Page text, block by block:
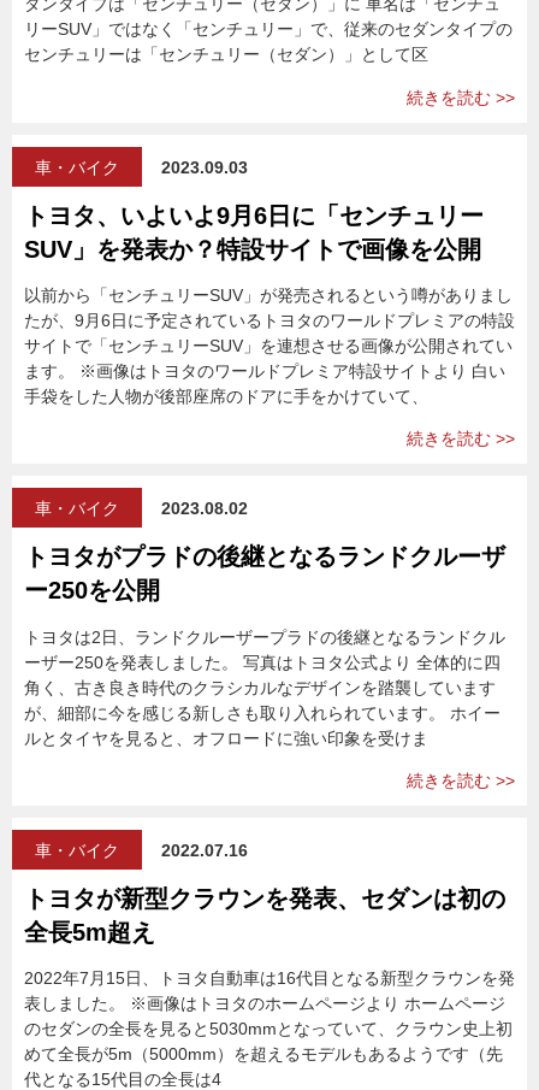
リーSUV」ではなく「センチュリー」で、従来のセダンタイプの
センチュリーは「センチュリー（セダン）」として区
続きを読む >>
車・バイク 2023.09.03
トヨタ、いよいよ9月6日に「センチュリー
SUV」を発表か？特設サイトで画像を公開
以前から「センチュリーSUV」が発売されるという噂がありまし
たが、9月6日に予定されているトヨタのワールドプレミアの特設
サイトで「センチュリーSUV」を連想させる画像が公開されてい
ます。 ※画像はトヨタのワールドプレミア特設サイトより 白い
手袋をした人物が後部座席のドアに手をかけていて、
続きを読む >>
車・バイク 2023.08.02
トヨタがプラドの後継となるランドクルーザ
ー250を公開
トヨタは2日、ランドクルーザープラドの後継となるランドクル
ーザー250を発表しました。 写真はトヨタ公式より 全体的に四
角く、古き良き時代のクラシカルなデザインを踏襲しています
が、細部に今を感じる新しさも取り入れられています。 ホイー
ルとタイヤを見ると、オフロードに強い印象を受けま
続きを読む >>
車・バイク 2022.07.16
トヨタが新型クラウンを発表、セダンは初の
全長5m超え
2022年7月15日、トヨタ自動車は16代目となる新型クラウンを発
表しました。 ※画像はトヨタのホームページより ホームページ
のセダンの全長を見ると5030mmとなっていて、クラウン史上初
めて全長が5m（5000mm）を超えるモデルもあるようです（先
代となる15代目の全長は4